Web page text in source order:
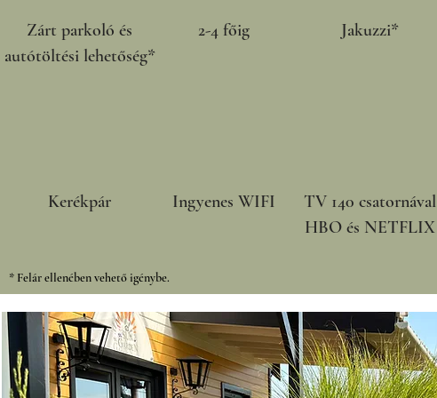
Zárt parkoló és
autótöltési lehetőség*
2-4 főig Jakuzzi*
Kerékpár Ingyenes WIFI
TV 140 csatornával
HBO és NETFLIX
* Felár ellenében vehető igénybe.